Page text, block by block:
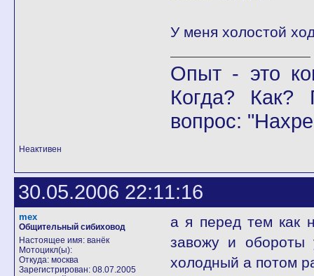
У меня холостой
Опыт - это
Когда? Как?
вопрос:
Неактивен
30.05.2006 22:11:16
mex
Общительный сибиховод
Настоящее имя: ванёк
Мотоцикл(ы):
Откуда: москва
Зарегистрирован: 08.07.2005
а я перед тем как
завожу и
холодный а потом